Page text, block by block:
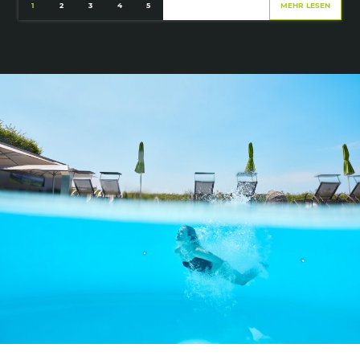
MEHR LESEN